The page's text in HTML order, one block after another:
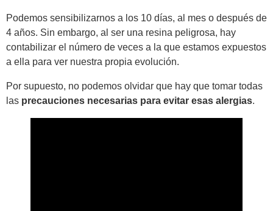
Podemos sensibilizarnos a los 10 días, al mes o después de
4 años. Sin embargo, al ser una resina peligrosa, hay
contabilizar el número de veces a la que estamos expuestos
a ella para ver nuestra propia evolución.
Por supuesto, no podemos olvidar que hay que tomar todas
las precauciones necesarias para evitar esas alergias.